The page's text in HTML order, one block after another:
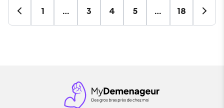
1 … 3 4 5 … 18